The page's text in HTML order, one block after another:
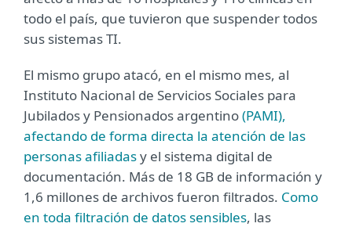
todo el país, que tuvieron que suspender todos
sus sistemas TI.
El mismo grupo atacó, en el mismo mes, al
Instituto Nacional de Servicios Sociales para
Jubilados y Pensionados argentino(PAMI),
afectando de forma directa la atención de las
personas afiliadasy el sistema digital de
documentación. Más de 18 GB de información y
1,6 millones de archivos fueron filtrados. Como
en toda filtración de datos sensibles, las